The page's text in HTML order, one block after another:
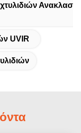
UVIR